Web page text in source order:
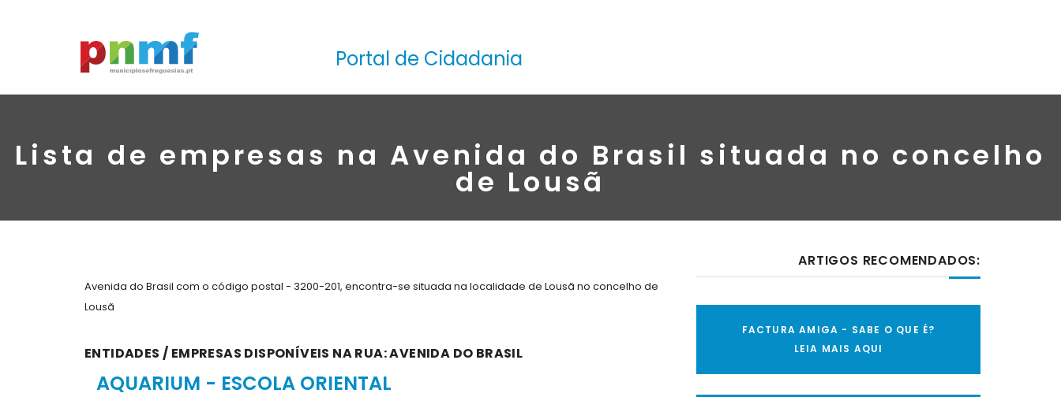
Portal de Cidadania
Lista de empresas na Avenida do Brasil situada no concelho
de Lousã
Avenida do Brasil com o código postal - 3200-201, encontra-se situada na localidade de Lousã no concelho de
Lousã
ENTIDADES / EMPRESAS DISPONÍVEIS NA RUA: AVENIDA DO BRASIL
AQUARIUM - ESCOLA ORIENTAL
ARTIGOS RECOMENDADOS:
FACTURA AMIGA - SABE O QUE É?
LEIA MAIS AQUI